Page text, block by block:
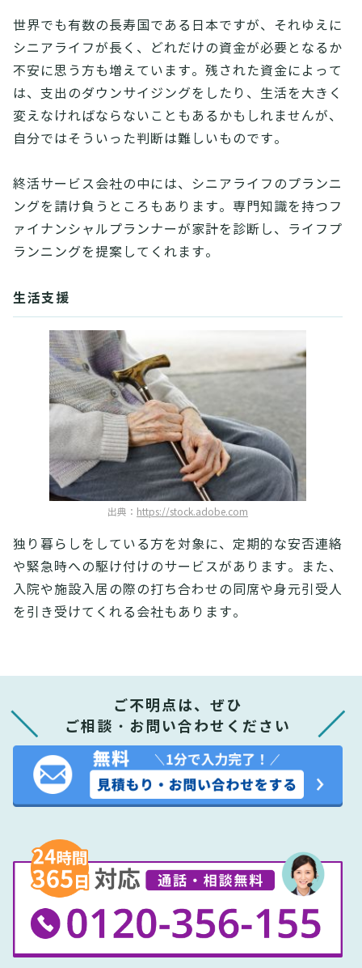
世界でも有数の長寿国である日本ですが、それゆえに
シニアライフが長く、どれだけの資金が必要となるか
不安に思う方も増えています。残された資金によって
は、支出のダウンサイジングをしたり、生活を大きく
変えなければならないこともあるかもしれませんが、
自分ではそういった判断は難しいものです。
終活サービス会社の中には、シニアライフのプランニ
ングを請け負うところもあります。専門知識を持つフ
ァイナンシャルプランナーが家計を診断し、ライフプ
ランニングを提案してくれます。
生活支援
出典： https://stock.adobe.com
独り暮らしをしている方を対象に、定期的な安否連絡
や緊急時への駆け付けのサービスがあります。また、
入院や施設入居の際の打ち合わせの同席や身元引受人
を引き受けてくれる会社もあります。
ご不明点は、ぜひ
ご相談・お問い合わせください